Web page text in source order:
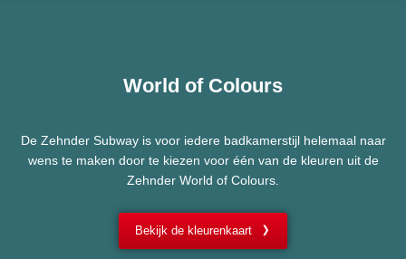
World of Colours
De Zehnder Subway is voor iedere badkamerstijl helemaal naar
wens te maken door te kiezen voor één van de kleuren uit de
Zehnder World of Colours.
Bekijk de kleurenkaart